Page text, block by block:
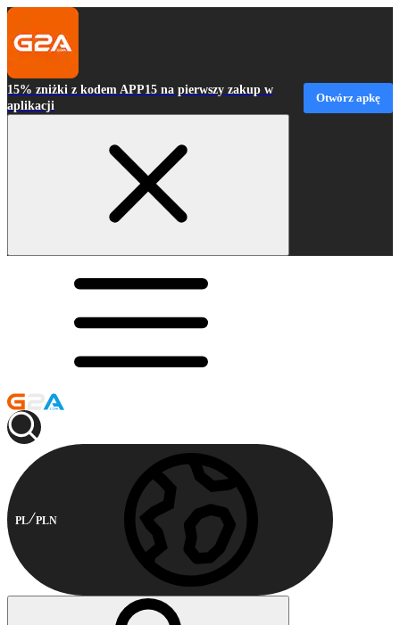
15% zniżki z kodem APP15 na pierwszy zakup w
aplikacji
Otwórz apkę
PL PLN